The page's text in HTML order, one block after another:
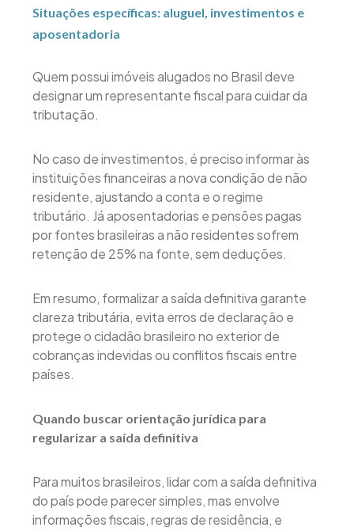
Situações específicas: aluguel, investimentos e
aposentadoria
Quem possui imóveis alugados no Brasil deve
designar um representante fiscal para cuidar da
tributação.
No caso de investimentos, é preciso informar às
instituições financeiras a nova condição de não
residente, ajustando a conta e o regime
tributário. Já aposentadorias e pensões pagas
por fontes brasileiras a não residentes sofrem
retenção de 25% na fonte, sem deduções.
Em resumo, formalizar a saída definitiva garante
clareza tributária, evita erros de declaração e
protege o cidadão brasileiro no exterior de
cobranças indevidas ou conflitos fiscais entre
países.
Quando buscar orientação jurídica para
regularizar a saída definitiva
Para muitos brasileiros, lidar com a saída definitiva
do país pode parecer simples, mas envolve
informações fiscais, regras de residência, e